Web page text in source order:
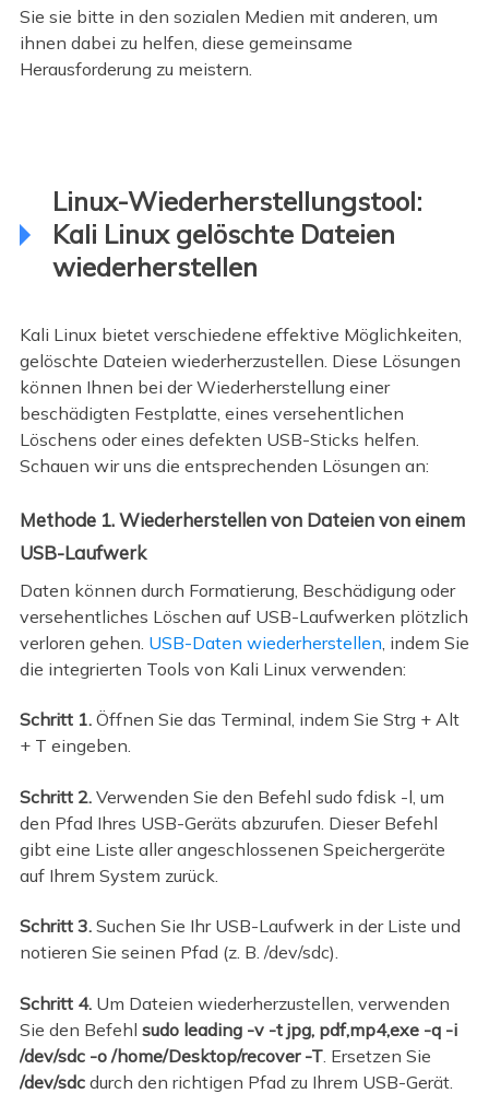
Sie sie bitte in den sozialen Medien mit anderen, um
ihnen dabei zu helfen, diese gemeinsame
Herausforderung zu meistern.
Linux-Wiederherstellungstool:
Kali Linux gelöschte Dateien
wiederherstellen
Kali Linux bietet verschiedene effektive Möglichkeiten,
gelöschte Dateien wiederherzustellen. Diese Lösungen
können Ihnen bei der Wiederherstellung einer
beschädigten Festplatte, eines versehentlichen
Löschens oder eines defekten USB-Sticks helfen.
Schauen wir uns die entsprechenden Lösungen an:
Methode 1. Wiederherstellen von Dateien von einem
USB-Laufwerk
Daten können durch Formatierung, Beschädigung oder
versehentliches Löschen auf USB-Laufwerken plötzlich
verloren gehen. USB-Daten wiederherstellen , indem Sie
die integrierten Tools von Kali Linux verwenden:
Schritt 1.Öffnen Sie das Terminal, indem Sie Strg + Alt
+ T eingeben.
Schritt 2.Verwenden Sie den Befehl sudo fdisk -l, um
den Pfad Ihres USB-Geräts abzurufen. Dieser Befehl
gibt eine Liste aller angeschlossenen Speichergeräte
auf Ihrem System zurück.
Schritt 3.Suchen Sie Ihr USB-Laufwerk in der Liste und
notieren Sie seinen Pfad (z. B. /dev/sdc).
Schritt 4.Um Dateien wiederherzustellen, verwenden
Sie den Befehl sudo leading -v -t jpg, pdf,mp4,exe -q -i
/dev/sdc -o /home/Desktop/recover -T. Ersetzen Sie
/dev/sdcdurch den richtigen Pfad zu Ihrem USB-Gerät.